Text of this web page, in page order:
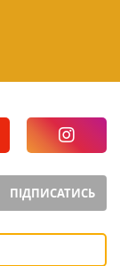
ПІДПИСАТИСЬ